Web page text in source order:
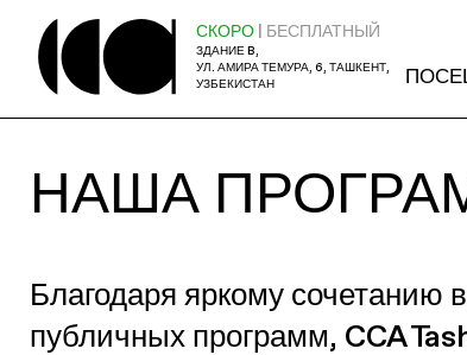
СКОРО | БЕСПЛАТНЫЙ
ЗДАНИЕ B,
УЛ. АМИРА ТЕМУРА, 6, ТАШКЕНТ,
УЗБЕКИСТАН
НАША
Благодаря яркому
публичных программ, CCA